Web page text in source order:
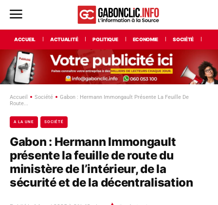
ACCUEIL ACTUALITÉ POLITIQUE ECONOMIE SOCIÉTÉ
Accueil Société
Gabon : Hermann Immongault Présente La Feuille De
Route...
A LA UNE SOCIÉTÉ
Gabon : Hermann Immongault
présente la feuille de route du
ministère de l’intérieur, de la
sécurité et de la décentralisation